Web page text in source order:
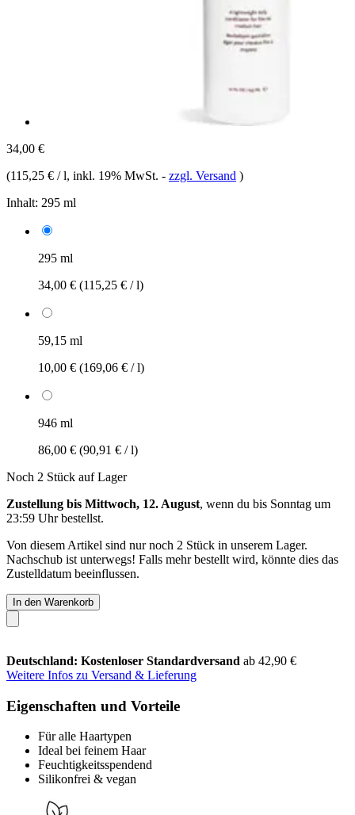
34,00 €
(115,25 € / l, inkl. 19% MwSt. - zzgl. Versand )
Inhalt: 295 ml
295 ml
34,00 € (115,25 € / l)
59,15 ml
10,00 € (169,06 € / l)
946 ml
86,00 € (90,91 € / l)
Noch 2 Stück auf Lager
Zustellung bis Mittwoch, 12. August, wenn du bis Sonntag um
23:59 Uhrbestellst.
Von diesem Artikel sind nur noch 2 Stück in unserem Lager.
Nachschub ist unterwegs! Falls mehr bestellt wird, könnte dies das
Zustelldatum beeinflussen.
In den Warenkorb
Deutschland: Kostenloser Standardversand ab 42,90 €
Weitere Infos zu Versand & Lieferung
Eigenschaften und Vorteile
Für alle Haartypen
Ideal bei feinem Haar
Feuchtigkeitsspendend
Silikonfrei & vegan